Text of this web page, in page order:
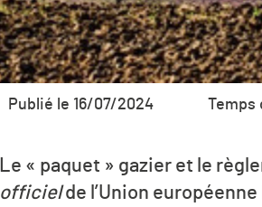
Publié le 16/07/2024 Temps
Le « paquet » gazier et le
officielde l’Union